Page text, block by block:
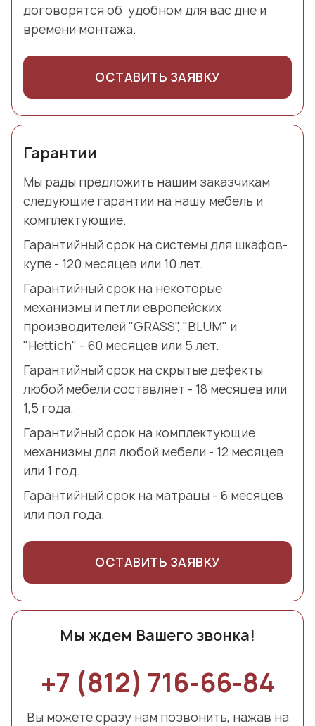
договорятся об удобном для вас дне и
времени монтажа.
ОСТАВИТЬ ЗАЯВКУ
Гарантии
Мы рады предложить нашим заказчикам
следующие гарантии на нашу мебель и
комплектующие.
Гарантийный срок на системы для шкафов-
купе - 120 месяцев или 10 лет.
Гарантийный срок на некоторые
механизмы и петли европейских
производителей "GRASS", "BLUM" и
"Hettich" - 60 месяцев или 5 лет.
Гарантийный срок на скрытые дефекты
любой мебели составляет - 18 месяцев или
1,5 года.
Гарантийный срок на комплектующие
механизмы для любой мебели - 12 месяцев
или 1 год.
Гарантийный срок на матрацы - 6 месяцев
или пол года.
ОСТАВИТЬ ЗАЯВКУ
Мы ждем Вашего звонка!
+7 (812) 716-66-84
Вы можете сразу нам позвонить, нажав на